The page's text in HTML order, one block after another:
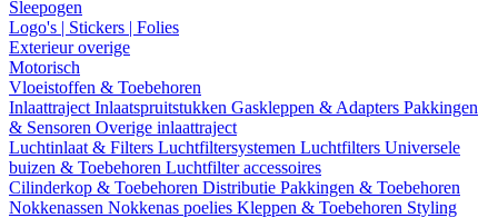
Sleepogen
Logo's | Stickers | Folies
Exterieur overige
Motorisch
Vloeistoffen & Toebehoren
Inlaattraject Inlaatspruitstukken Gaskleppen & Adapters Pakkingen
& Sensoren Overige inlaattraject
Luchtinlaat & Filters Luchtfiltersystemen Luchtfilters Universele
buizen & Toebehoren Luchtfilter accessoires
Cilinderkop & Toebehoren Distributie Pakkingen & Toebehoren
Nokkenassen Nokkenas poelies Kleppen & Toebehoren Styling